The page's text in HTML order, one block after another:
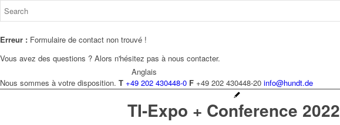
Anglais
Erreur : Formulaire de contact non trouvé !
Vous avez des questions ? Alors n'hésitez pas à nous contacter.
Nous sommes à votre disposition. T +49 202 430448-0 F +49 202 430448-20 info@hundt.de
TI-Expo + Conference 2022